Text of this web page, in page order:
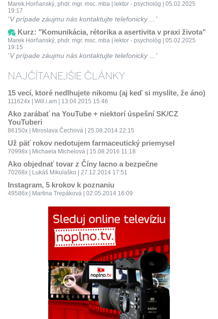
Marek Horňanský, phdr. mgr. msc. mba | lektor - psychológ | 05.02.2025
19:17
V prípade záujmu nás kontaktujte telefonicky ...
Kurz: "Komunikácia, rétorika a asertivita v praxi života"
Marek Horňanský, phdr. mgr. msc. mba | lektor - psychológ | 05.02.2025
19:15
V prípade záujmu nás kontaktujte telefonicky ...
NAJČÍTANEJŠIE ČLÁNKY
15 vecí, ktoré nedlhujete nikomu (aj keď si myslíte, že áno)
111624x | Will.i.am | 13.04.2015 15:46
Ako zarábať na YouTube + niektorí úspešní SK/CZ
YouTuberi
86150x | Miroslava Čechová | 25.08.2014 22:15
Už päť rokov nedotujem farmaceutický priemysel
70998x | Michaela Michelová | 15.08.2016 11:18
Ako objednať tovar z Číny lacno a bezpečne
70268x | Lukáš Mikulaško | 27.12.2014 17:51
Instagram, 5 krokov k poznaniu
49586x | Martina Trepáková | 02.05.2014 16:09